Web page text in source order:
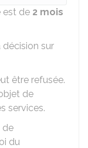
est de 2 mois
sur
être refusée.
de
services.
de
du